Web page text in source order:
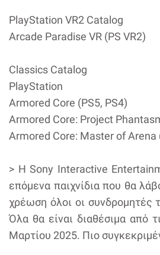
PlayStation VR2 Catalog
Arcade Paradise VR (PS VR2)
Classics Catalog
PlayStation
Armored Core (PS5, PS4)
Armored Core: Project
Armored Core: Master of Arena
> H Sony Interactive
επόμενα παιχνίδια που θα
χρέωση όλοι οι συνδρομητές
Όλα θα είναι διαθέσιμα από
Μαρτίου 2025. Πιο